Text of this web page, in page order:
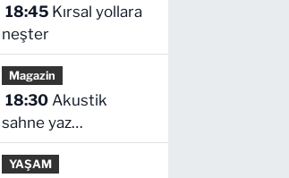
18:45
neşter
Magazin
18:30
sahne yaz
akşamlarına ritim
katıyor
YAŞAM